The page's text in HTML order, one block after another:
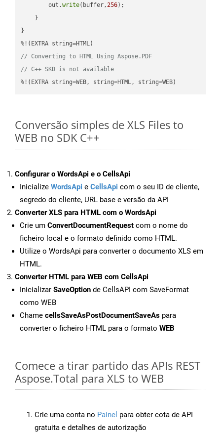
        out.
write(buffer,256);
    }
}
// Converting to HTML Using Aspose.PDF
// C++ SKD is not available
%!(EXTRA string=WEB, string=HTML, string=WEB)
Conversão simples de XLS Files to
WEB no SDK C++
Configurar o WordsApi e o CellsApi
Inicialize WordsApi e CellsApi com o seu ID de cliente,
segredo do cliente, URL base e versão da API
Converter XLS para HTML com o WordsApi
Crie um ConvertDocumentRequest com o nome do
ficheiro local e o formato definido como HTML.
Utilize o WordsApi para converter o documento XLS em
HTML.
Converter HTML para WEB com CellsApi
Inicializar SaveOption de CellsAPI com SaveFormat
como WEB
Chame cellsSaveAsPostDocumentSaveAs para
converter o ficheiro HTML para o formato WEB
Comece a tirar partido das APIs REST
Aspose.Total para XLS to WEB
Crie uma conta no Painel para obter cota de API
gratuita e detalhes de autorização